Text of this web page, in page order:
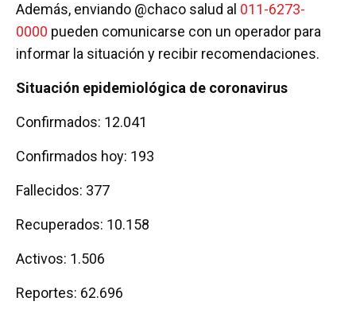
Además, enviando @chaco salud al 011-6273-
0000 pueden comunicarse con un operador para
informar la situación y recibir recomendaciones.
Situación epidemiológica de coronavirus
Confirmados: 12.041
Confirmados hoy: 193
Fallecidos: 377
Recuperados: 10.158
Activos: 1.506
Reportes: 62.696